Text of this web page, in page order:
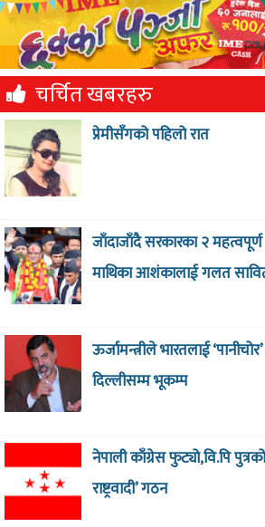
चर्चित खबरहरु
प्रेमीसँगको पहिलो रात
जाँदाजाँदै सरकारका २
माथिका आशंकालाई गलत
ऊर्जामन्त्रीले भारतलाई
दिल्लीसम्म भूकम्प
नेपाली काँग्रेस फुट्यो,वि.पि
राष्ट्रवादी’ गठन